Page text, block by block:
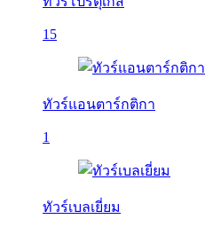
15
ทัวร์แอนตาร์กติกา
1
ทัวร์เบลเยี่ยม